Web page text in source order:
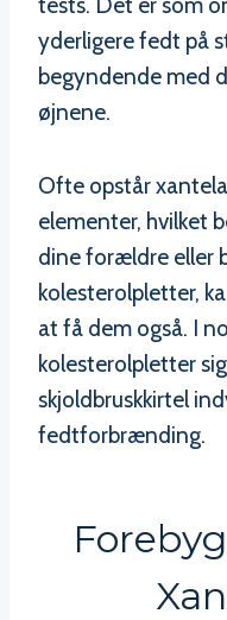
yderligere fedt på
begyndende med
øjnene.
Ofte opstår
elementer, hvilket
dine forældre eller
kolesterolpletter,
at få dem også. I
kolesterolpletter
skjoldbruskkirtel
fedtforbrænding.